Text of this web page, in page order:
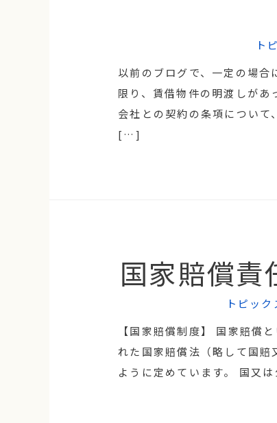
ト
以前のブログで、一定の場
限り、賃借物件の明渡しが
会社との契約の条項につい
[…]
国家賠償責
トピック
【国家賠償制度】 国家賠償
れた国家賠償法（略して国賠
ように定めています。 国又